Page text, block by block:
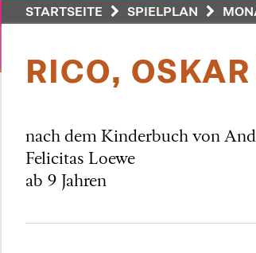
STARTSEITE SPIELPLAN
RICO,
nach dem Kinderbuch von
Felicitas Loewe
ab 9 Jahren